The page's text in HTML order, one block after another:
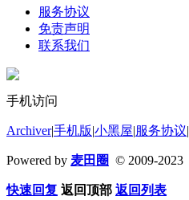
服务协议
免责声明
联系我们
手机访问
Archiver|手机版|小黑屋|服务协议|
Powered by 麦田圈 © 2009-2023
快速回复 返回顶部 返回列表